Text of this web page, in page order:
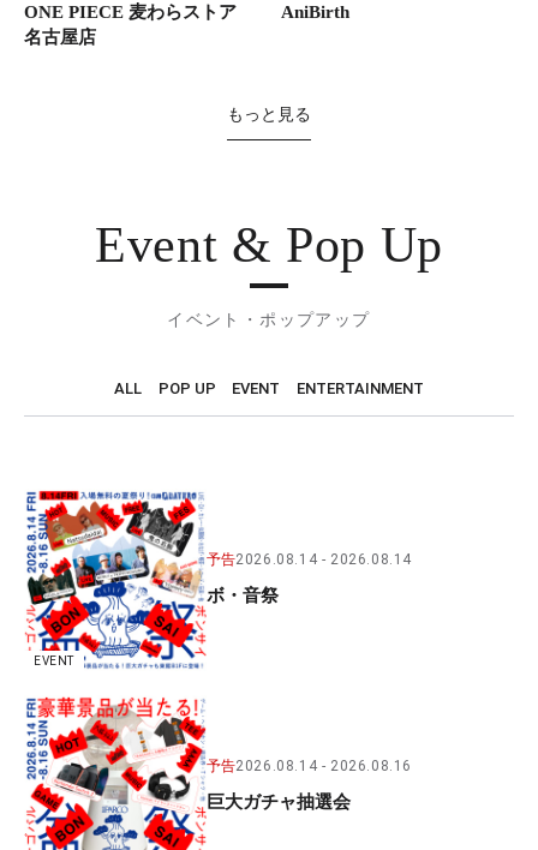
ONE PIECE 麦わらストア
名古屋店
AniBirth
もっと見る
Event & Pop Up
イベント・ポップアップ
ALL POP UP EVENT ENTERTAINMENT
EVENT
予告2026.08.14 2026.08.14
ボ・音祭
予告2026.08.14 2026.08.16
巨大ガチャ抽選会